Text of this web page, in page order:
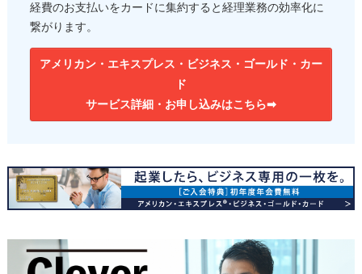
経費のお支払いをカードに集約すると経理業務の効率化に
繋がります。
アメリカン・エキスプレス・ビジネス・ゴールド・カー
ド
サービス詳細・お申し込みはこちら➡